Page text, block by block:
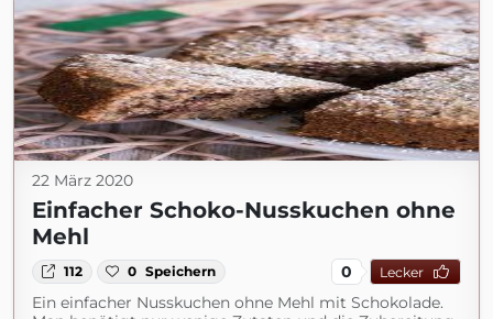
22 März 2020
Einfacher Schoko-Nusskuchen ohne
Mehl
112 0 Speichern 0 Lecker
Ein einfacher Nusskuchen ohne Mehl mit Schokolade.